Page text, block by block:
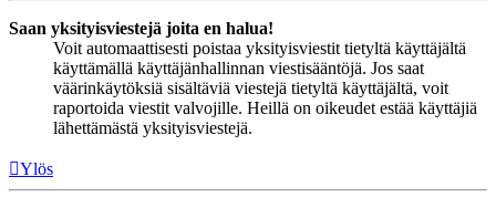
Saan yksityisviestejä joita en halua!
Voit automaattisesti poistaa yksityisviestit tietyltä käyttäjältä
käyttämällä käyttäjänhallinnan viestisääntöjä. Jos saat
väärinkäytöksiä sisältäviä viestejä tietyltä käyttäjältä, voit
raportoida viestit valvojille. Heillä on oikeudet estää käyttäjiä
lähettämästä yksityisviestejä.
Ylös